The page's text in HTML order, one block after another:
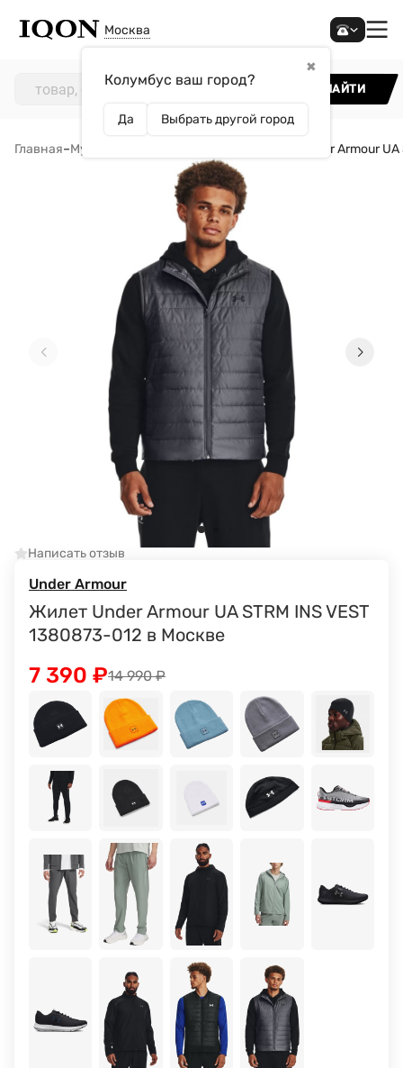
Москва
✖
Колумбус ваш город?
Да Выбрать другой город
НАЙТИ
Главная–Мужчинам Жилет Under Armour
Написать отзыв
Under Armour
Жилет Under Armour UA STRM INS VEST
1380873-012 в Москве
14 990₽
7 390 ₽